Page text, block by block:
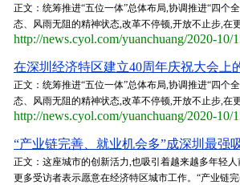
正文：统筹推进“五位一体”总体布局,协调推进“四个
态、风雨无阻的精神状态,改革不停顿,开放不止步,
http://news.cyol.com/yuanchuang/2020-10/
在深圳经济特区建立40周年庆祝大会上
正文：统筹推进“五位一体”总体布局,协调推进“四个
态、风雨无阻的精神状态,改革不停顿,开放不止步,
http://news.cyol.com/yuanchuang/2020-10/
“产业链完善、就业机会多”成深圳最强
正文：这座城市的创新活力,也吸引着越来越多年轻人
更多受访者表示愿意在经济特区城市工作。“产业链